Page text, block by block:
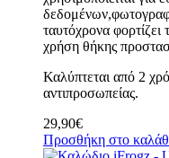
ταυτόχρονα
χρήση θήκης
Καλύπτεται από 2
αντιπροσωπείας.
29,90€
Προσθήκη στο